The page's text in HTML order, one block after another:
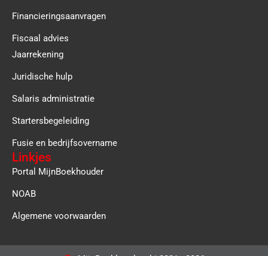
Financieringsaanvragen
Fiscaal advies
Jaarrekening
Juridische hulp
Salaris administratie
Startersbegeleiding
Fusie en bedrijfsovername
Linkjes
Portal MijnBoekhouder
NOAB
Algemene voorwaarden